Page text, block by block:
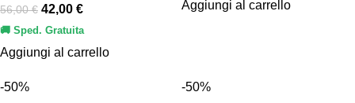
56,00€ 42,00 €
🚚 Sped. Gratuita
Aggiungi al carrello
Aggiungi al carrello
-50% -50%